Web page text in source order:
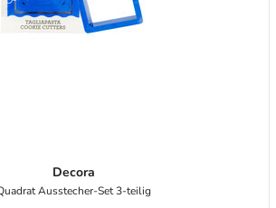
Decora
Ausstecher-Set 3-teilig